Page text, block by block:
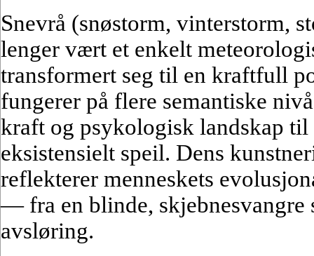
Snevrå (snøstorm, vinterstorm,
lenger vært et enkelt
transformert seg til en kraftfull
fungerer på flere semantiske
kraft og psykologisk landskap
eksistensielt speil. Dens
reflekterer menneskets
— fra en blinde,
avsløring.